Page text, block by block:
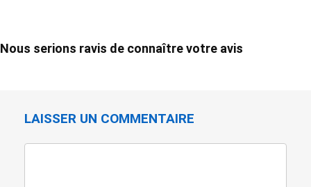
Nous serions ravis de connaître votre avis
LAISSER UN COMMENTAIRE